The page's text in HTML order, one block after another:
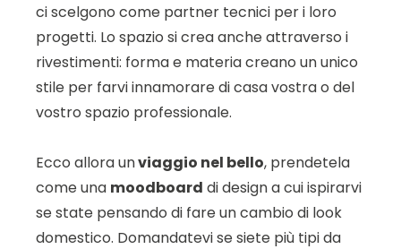
ci scelgono come partner tecnici per i loro
progetti. Lo spazio si crea anche attraverso i
rivestimenti: forma e materia creano un unico
stile per farvi innamorare di casa vostra o del
vostro spazio professionale.
Ecco allora unviaggio nel bello, prendetela
come una moodboard di design a cui ispirarvi
se state pensando di fare un cambio di look
domestico. Domandatevi se siete più tipi da